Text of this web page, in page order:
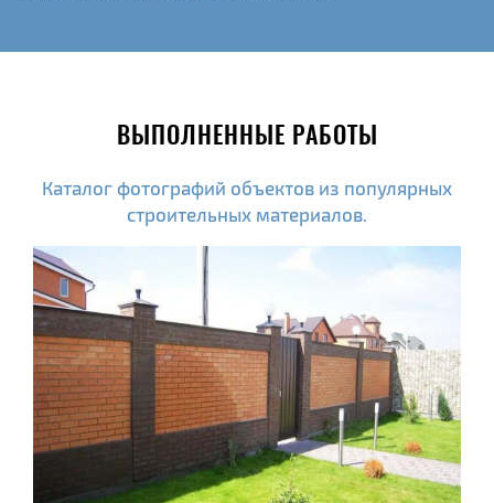
ВЫПОЛНЕННЫЕ РАБОТЫ
Каталог фотографий объектов из популярных
строительных материалов.